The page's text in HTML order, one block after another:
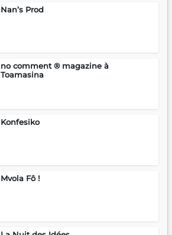
Nan’s Prod
no comment ® magazine à
Toamasina
Konfesiko
Mvola Fô !